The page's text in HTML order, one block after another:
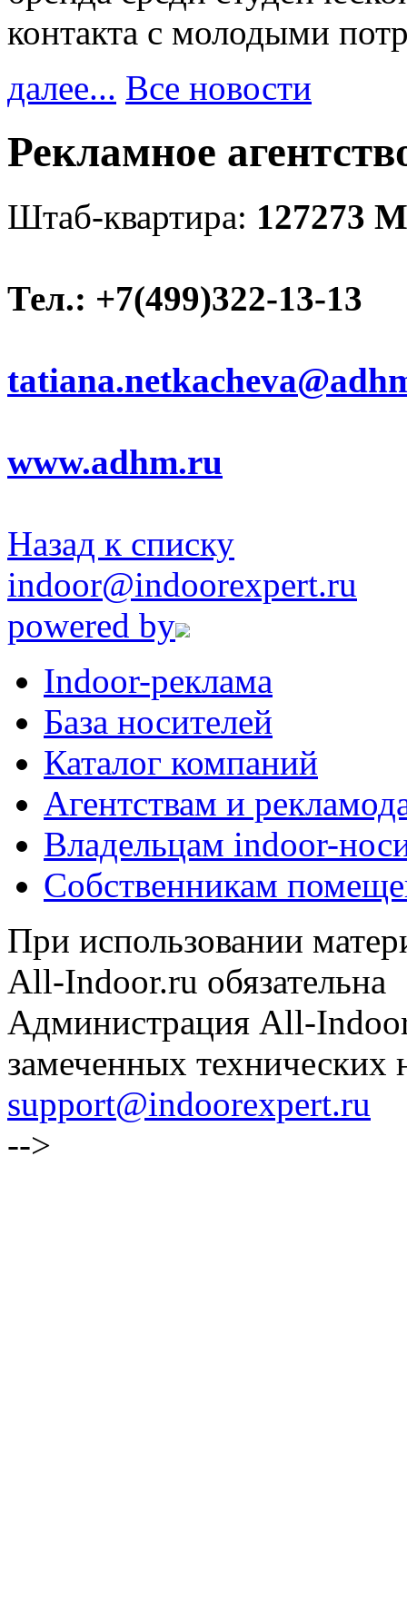
контакта с молодыми
далее... Все новости
Рекламное
Штаб-квартира: 127273
Тел.: +7(499)322-13-13
www.adhm.ru
Назад к списку
indoor@indoorexpert.ru
powered by
Indoor-реклама
База носителей
Каталог компаний
Агентствам и
Владельцам indoor-
Собственникам
При использовании
All-Indoor.ru обязательна
Администрация All-
замеченных технических
support@indoorexpert.ru
-->